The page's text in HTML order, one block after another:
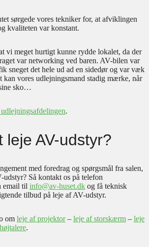
sørgede vores tekniker for, at afviklingen
kvaliteten var konstant.
vi meget hurtigt kunne rydde lokalet, da der
var networking ved baren. AV-bilen var
sneget det hele ud ad en sidedør og var væk
kan vores udlejningsmand stadig mærke, når
sko…
.
leje AV-udstyr?
med foredrag og spørgsmål fra salen,
Så kontakt os på telefon
email til info@av-huset.dk og få teknisk
tilbud på leje af AV-udstyr.
om leje af projektor– leje af storskærm – leje
.